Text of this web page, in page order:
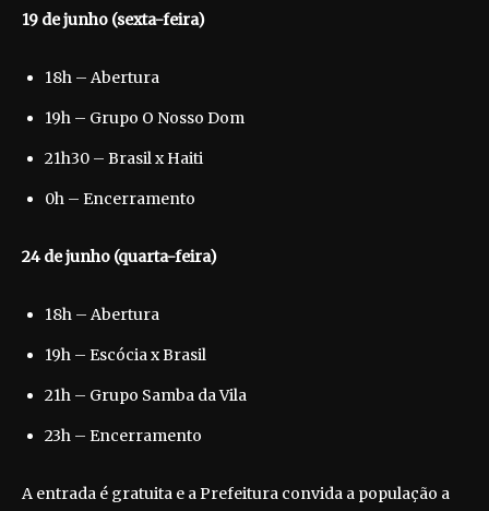
19 de junho (sexta-feira)
18h – Abertura
19h – Grupo O Nosso Dom
21h30 – Brasil x Haiti
0h – Encerramento
24 de junho (quarta-feira)
18h – Abertura
19h – Escócia x Brasil
21h – Grupo Samba da Vila
23h – Encerramento
A entrada é gratuita e a Prefeitura convida a população a